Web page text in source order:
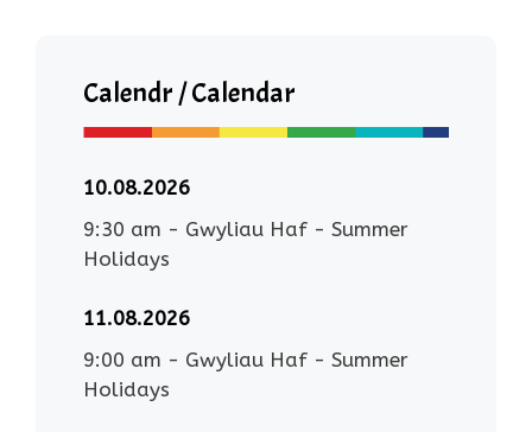
Calendr / Calendar
10.08.2026
9:30 am - Gwyliau Haf - Summer
Holidays
11.08.2026
9:00 am - Gwyliau Haf - Summer
Holidays